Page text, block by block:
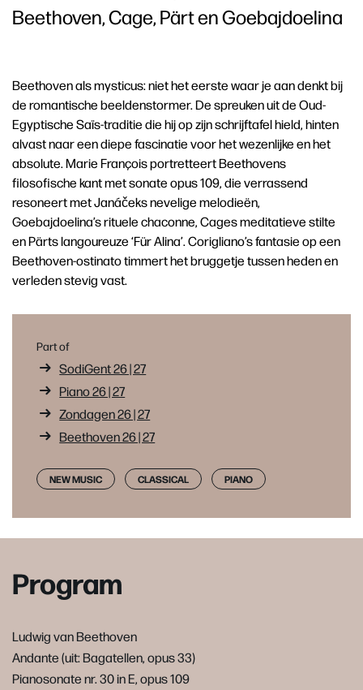
Beethoven, Cage, Pärt en Goebajdoelina
Beethoven als mysticus: niet het eerste waar je aan denkt bij
de romantische beeldenstormer. De spreuken uit de Oud-
Egyptische Saïs-traditie die hij op zijn schrijftafel hield, hinten
alvast naar een diepe fascinatie voor het wezenlijke en het
absolute. Marie François portretteert Beethovens
filosofische kant met sonate opus 109, die verrassend
resoneert met Janáčeks nevelige melodieën,
Goebajdoelina’s rituele chaconne, Cages meditatieve stilte
en Pärts langoureuze ‘Für Alina’. Corigliano’s fantasie op een
Beethoven-ostinato timmert het bruggetje tussen heden en
verleden stevig vast.
Part of
SodiGent 26 | 27
Piano 26 | 27
Zondagen 26 | 27
Beethoven 26 | 27
NEW MUSIC CLASSICAL PIANO
Program
Ludwig van Beethoven
Andante (uit: Bagatellen, opus 33)
Pianosonate nr. 30 in E, opus 109